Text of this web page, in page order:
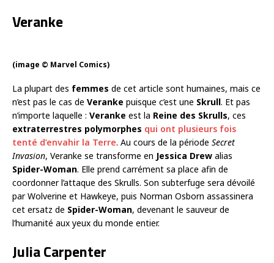
Veranke
(image © Marvel Comics)
La plupart des femmes de cet article sont humaines, mais ce
n’est pas le cas de Veranke puisque c’est une Skrull. Et pas
n’importe laquelle : Veranke est la Reine des Skrulls, ces
extraterrestres polymorphes qui ont plusieurs fois
tenté d’envahir la Terre. Au cours de la période Secret
Invasion, Veranke se transforme en Jessica Drew alias
Spider-Woman. Elle prend carrément sa place afin de
coordonner l’attaque des Skrulls. Son subterfuge sera dévoilé
par Wolverine et Hawkeye, puis Norman Osborn assassinera
cet ersatz de Spider-Woman, devenant le sauveur de
l’humanité aux yeux du monde entier.
Julia Carpenter